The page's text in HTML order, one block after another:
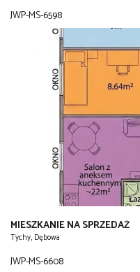
JWP-MS-6598
MIESZKANIE NA SPRZEDAŻ
Tychy, Dębowa
JWP-MS-6608